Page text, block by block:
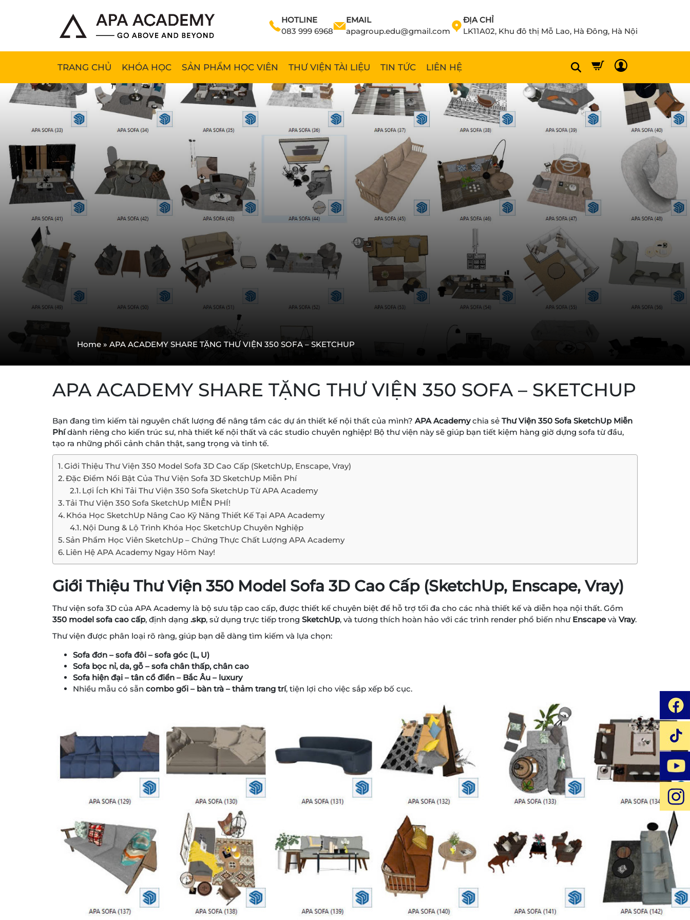
HOTLINE
083 999 6968
EMAIL
apagroup.edu@gmail.com
ĐỊA CHỈ
LK11A02, Khu đô thị Mỗ Lao, Hà Đông, Hà Nội
TRANG CHỦ KHÓA HỌC SẢN PHẨM HỌC VIÊN THƯ VIỆN TÀI LIỆU TIN TỨC LIÊN HỆ
Home » APA ACADEMY SHARE TẶNG THƯ VIỆN 350 SOFA – SKETCHUP
APA ACADEMY SHARE TẶNG THƯ VIỆN 350 SOFA – SKETCHUP
Bạn đang tìm kiếm tài nguyên chất lượng để nâng tầm các dự án thiết kế nội thất của mình? APA Academychia sẻ Thư Viện 350 Sofa SketchUp Miễn
Phídành riêng cho kiến trúc sư, nhà thiết kế nội thất và các studio chuyên nghiệp! Bộ thư viện này sẽ giúp bạn tiết kiệm hàng giờ dựng sofa từ đầu,
tạo ra những phối cảnh chân thật, sang trọng và tinh tế.
Giới Thiệu Thư Viện 350 Model Sofa 3D Cao Cấp (SketchUp, Enscape, Vray)
Đặc Điểm Nổi Bật Của Thư Viện Sofa 3D SketchUp Miễn Phí
Lợi Ích Khi Tải Thư Viện 350 Sofa SketchUp Từ APA Academy
Tải Thư Viện 350 Sofa SketchUp MIỄN PHÍ!
Khóa Học SketchUp Nâng Cao Kỹ Năng Thiết Kế Tại APA Academy
Nội Dung & Lộ Trình Khóa Học SketchUp Chuyên Nghiệp
Sản Phẩm Học Viên SketchUp – Chứng Thực Chất Lượng APA Academy
Liên Hệ APA Academy Ngay Hôm Nay!
Giới Thiệu Thư Viện 350 Model Sofa 3D Cao Cấp (SketchUp, Enscape, Vray)
Thư viện sofa 3D của APA Academy là bộ sưu tập cao cấp, được thiết kế chuyên biệt để hỗ trợ tối đa cho các nhà thiết kế và diễn họa nội thất. Gồm
350 model sofa cao cấp, định dạng .skp, sử dụng trực tiếp trong SketchUp, và tương thích hoàn hảo với các trình render phổ biến như Enscapevà Vray.
Thư viện được phân loại rõ ràng, giúp bạn dễ dàng tìm kiếm và lựa chọn:
Sofa đơn – sofa đôi – sofa góc (L, U)
Sofa bọc nỉ, da, gỗ – sofa chân thấp, chân cao
Sofa hiện đại – tân cổ điển – Bắc Âu – luxury
Nhiều mẫu có sẵn combo gối – bàn trà – thảm trang trí, tiện lợi cho việc sắp xếp bố cục.